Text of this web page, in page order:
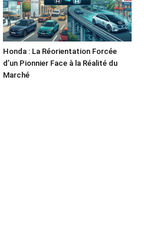
Honda : La Réorientation Forcée
d’un Pionnier Face à la Réalité du
Marché